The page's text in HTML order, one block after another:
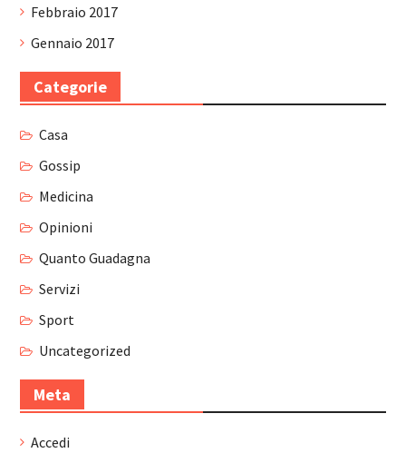
Febbraio 2017
Gennaio 2017
Categorie
Casa
Gossip
Medicina
Opinioni
Quanto Guadagna
Servizi
Sport
Uncategorized
Meta
Accedi